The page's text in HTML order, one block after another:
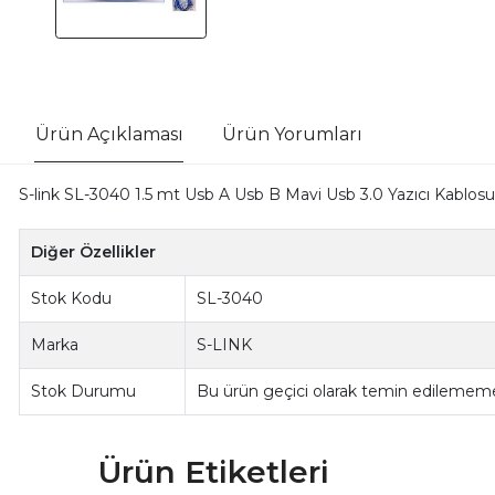
Ürün Açıklaması Ürün Yorumları
S-link SL-3040 1.5 mt Usb A Usb B Mavi Usb 3.0 Yazıcı Kablosu
Diğer Özellikler
Stok Kodu SL-3040
Marka S-LINK
Stok Durumu Bu ürün geçici olarak temin
Ürün Etiketleri